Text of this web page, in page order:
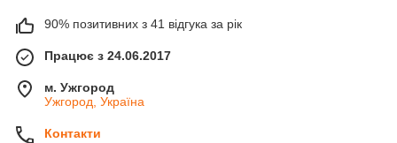
90% позитивних з 41 відгука за рік
Працює з 24.06.2017
м. Ужгород
Ужгород, Україна
Контакти